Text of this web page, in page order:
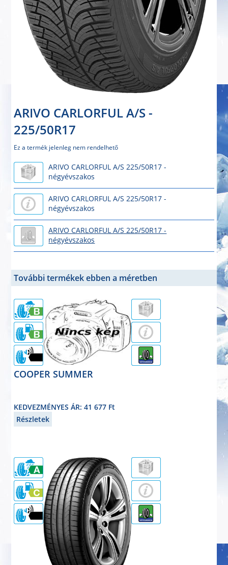
ARIVO CARLORFUL A/S -
225/50R17
Ez a termék jelenleg nem rendelhető
ARIVO CARLORFUL A/S 225/50R17 -
négyévszakos
ARIVO CARLORFUL A/S 225/50R17 -
négyévszakos
ARIVO CARLORFUL A/S 225/50R17 -
négyévszakos
További termékek ebben a méretben
71dB
COOPER SUMMER
KEDVEZMÉNYES ÁR: 41 677 Ft
Részletek
71dB